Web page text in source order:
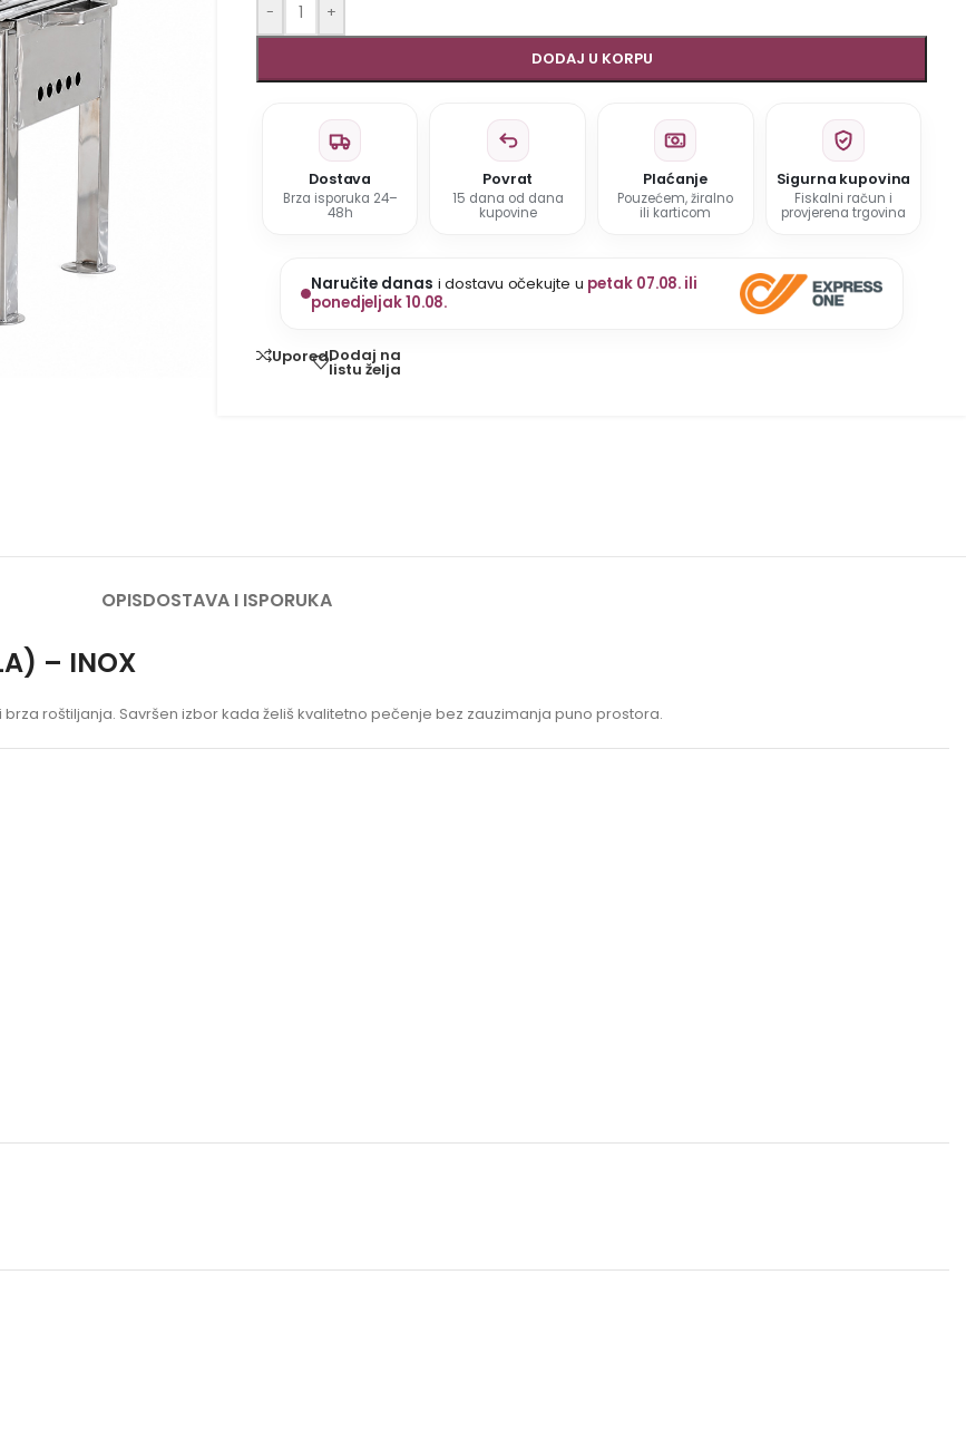
- +
DODAJ U KORPU
Dostava
Brza isporuka 24–
48h
Povrat
15 dana od dana
kupovine
Plaćanje
Pouzećem, žiralno
ili karticom
Sigurna kupovina
Fiskalni račun i
provjerena trgovina
Naručite danas i dostavu očekujte u petak 07.08. ili
ponedjeljak 10.08.
UporediDodaj na
listu želja
OPISDOSTAVA I ISPORUKA
– INOX
roštiljanja. Savršen izbor kada želiš kvalitetno pečenje bez zauzimanja puno prostora.